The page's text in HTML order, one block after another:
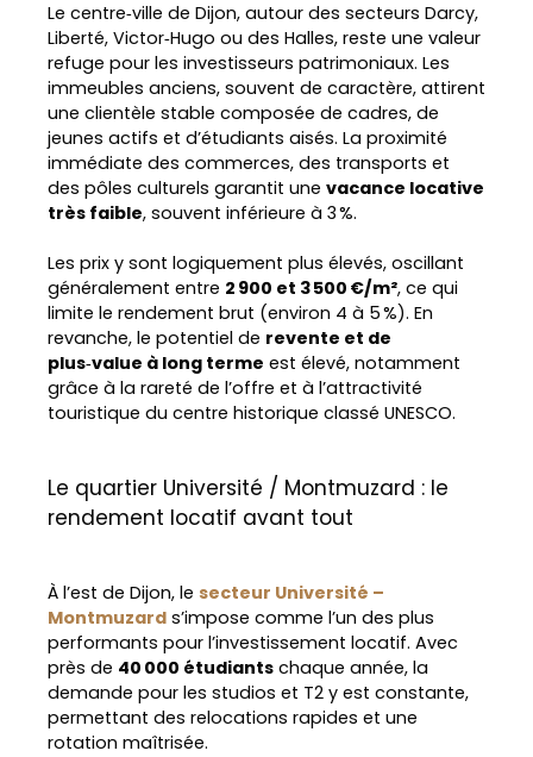
Le centre‑ville de Dijon, autour des secteurs Darcy,
Liberté, Victor‑Hugo ou des Halles, reste une valeur
refuge pour les investisseurs patrimoniaux. Les
immeubles anciens, souvent de caractère, attirent
une clientèle stable composée de cadres, de
jeunes actifs et d’étudiants aisés. La proximité
immédiate des commerces, des transports et
des pôles culturels garantit une vacance locative
très faible, souvent inférieure à 3 %.
Les prix y sont logiquement plus élevés, oscillant
généralement entre 2 900 et 3 500 €/m², ce qui
limite le rendement brut (environ 4 à 5 %). En
revanche, le potentiel de revente et de
plus‑value à long terme est élevé, notamment
grâce à la rareté de l’offre et à l’attractivité
touristique du centre historique classé UNESCO.
Le quartier Université / Montmuzard : le
rendement locatif avant tout
À l’est de Dijon, le secteur Université –
Montmuzard s’impose comme l’un des plus
performants pour l’investissement locatif. Avec
près de 40 000 étudiants chaque année, la
demande pour les studios et T2 y est constante,
permettant des relocations rapides et une
rotation maîtrisée.